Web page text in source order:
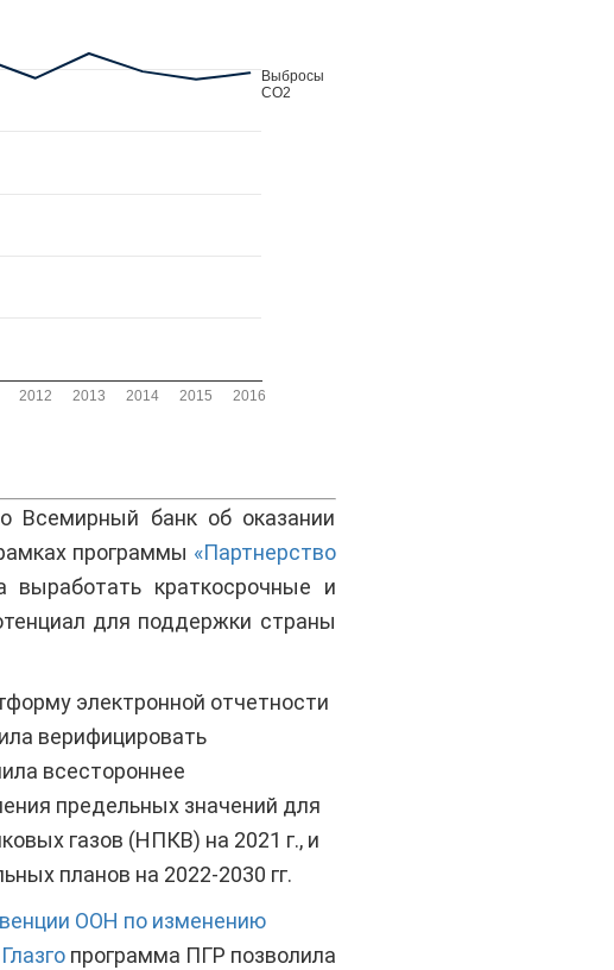
Всемирный банк об оказании
программы «Партнерство
выработать краткосрочные и
для поддержки страны
электронной отчетности
верифицировать
всестороннее
предельных значений для
газов (НПКВ) на 2021 г., и
планов на 2022-2030 гг.
ООН по изменению
программа ПГР позволила